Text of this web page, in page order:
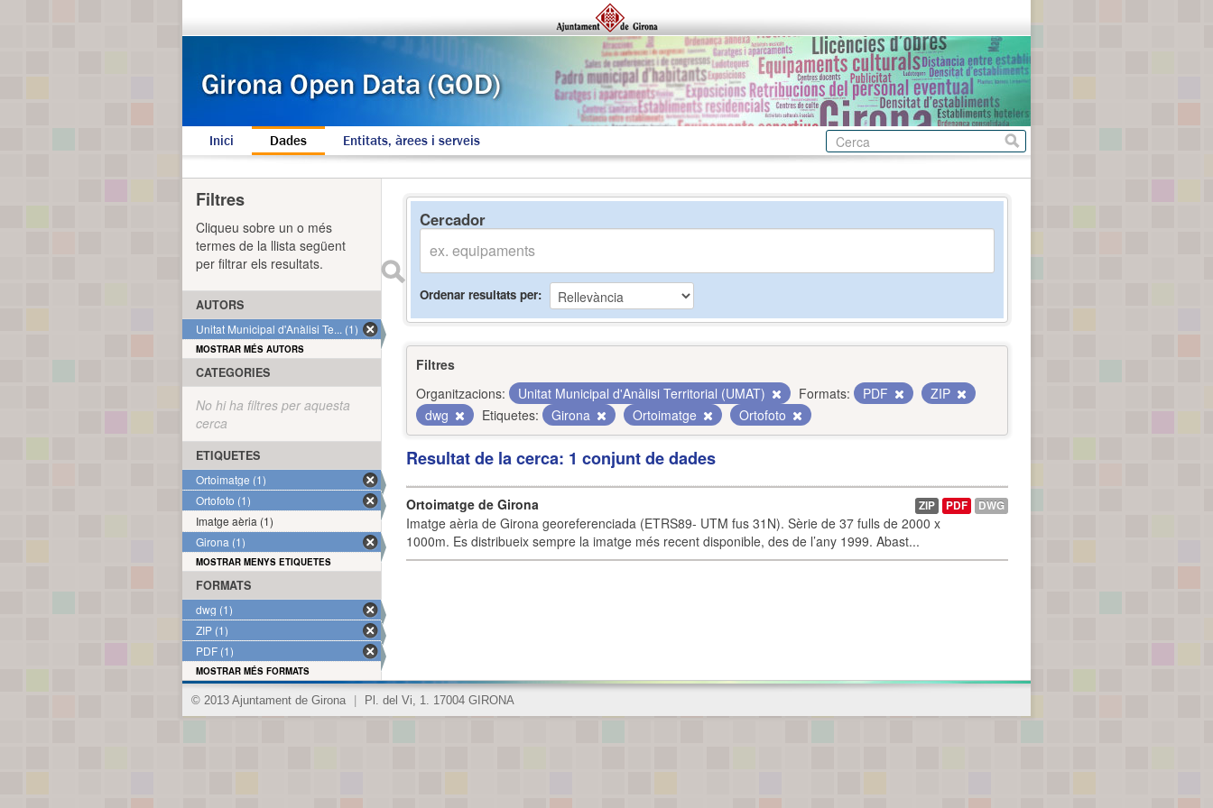
Inici Dades Entitats, àrees i serveis
Cercador
Ordenar resultats per
Filtres
Organitzacions:
Unitat Municipal d'Anàlisi Territorial (UMAT) Formats: PDF
ZIP
dwg
Etiquetes: Girona Ortoimatge Ortofoto
Resultat de la cerca: 1 conjunt de dades
Ortoimatge de Girona
Imatge aèria de Girona georeferenciada (ETRS89- UTM fus 31N). Sèrie de 37 fulls de 2000 x
1000m. Es distribueix sempre la imatge més recent disponible, des de l’any 1999. Abast...
ZIP PDF DWG
Filtres
Cliqueu sobre un o més
termes de la llista següent
per filtrar els resultats.
AUTORS
Unitat Municipal d'Anàlisi Te... (1)
MOSTRAR MÉS AUTORS
CATEGORIES
No hi ha filtres per aquesta
cerca
ETIQUETES
Ortoimatge (1)
Ortofoto (1)
Imatge aèria (1)
Girona (1)
MOSTRAR MENYS ETIQUETES
FORMATS
dwg (1)
ZIP (1)
PDF (1)
MOSTRAR MÉS FORMATS
© 2013 Ajuntament de Girona Pl. del Vi, 1. 17004 GIRONA